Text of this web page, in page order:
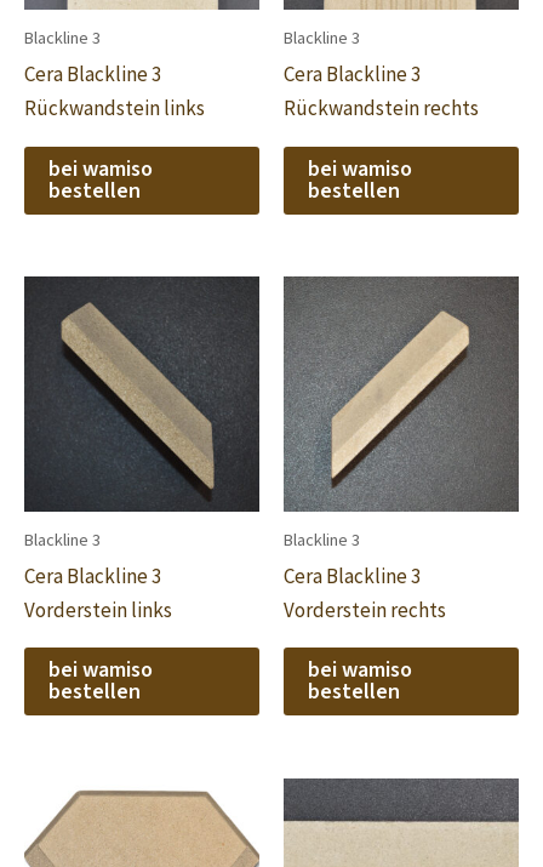
Blackline 3
Cera Blackline 3
Rückwandstein links
bei wamiso
bestellen
Blackline 3
Cera Blackline 3
Rückwandstein rechts
bei wamiso
bestellen
Blackline 3
Cera Blackline 3
Vorderstein links
bei wamiso
bestellen
Blackline 3
Cera Blackline 3
Vorderstein rechts
bei wamiso
bestellen